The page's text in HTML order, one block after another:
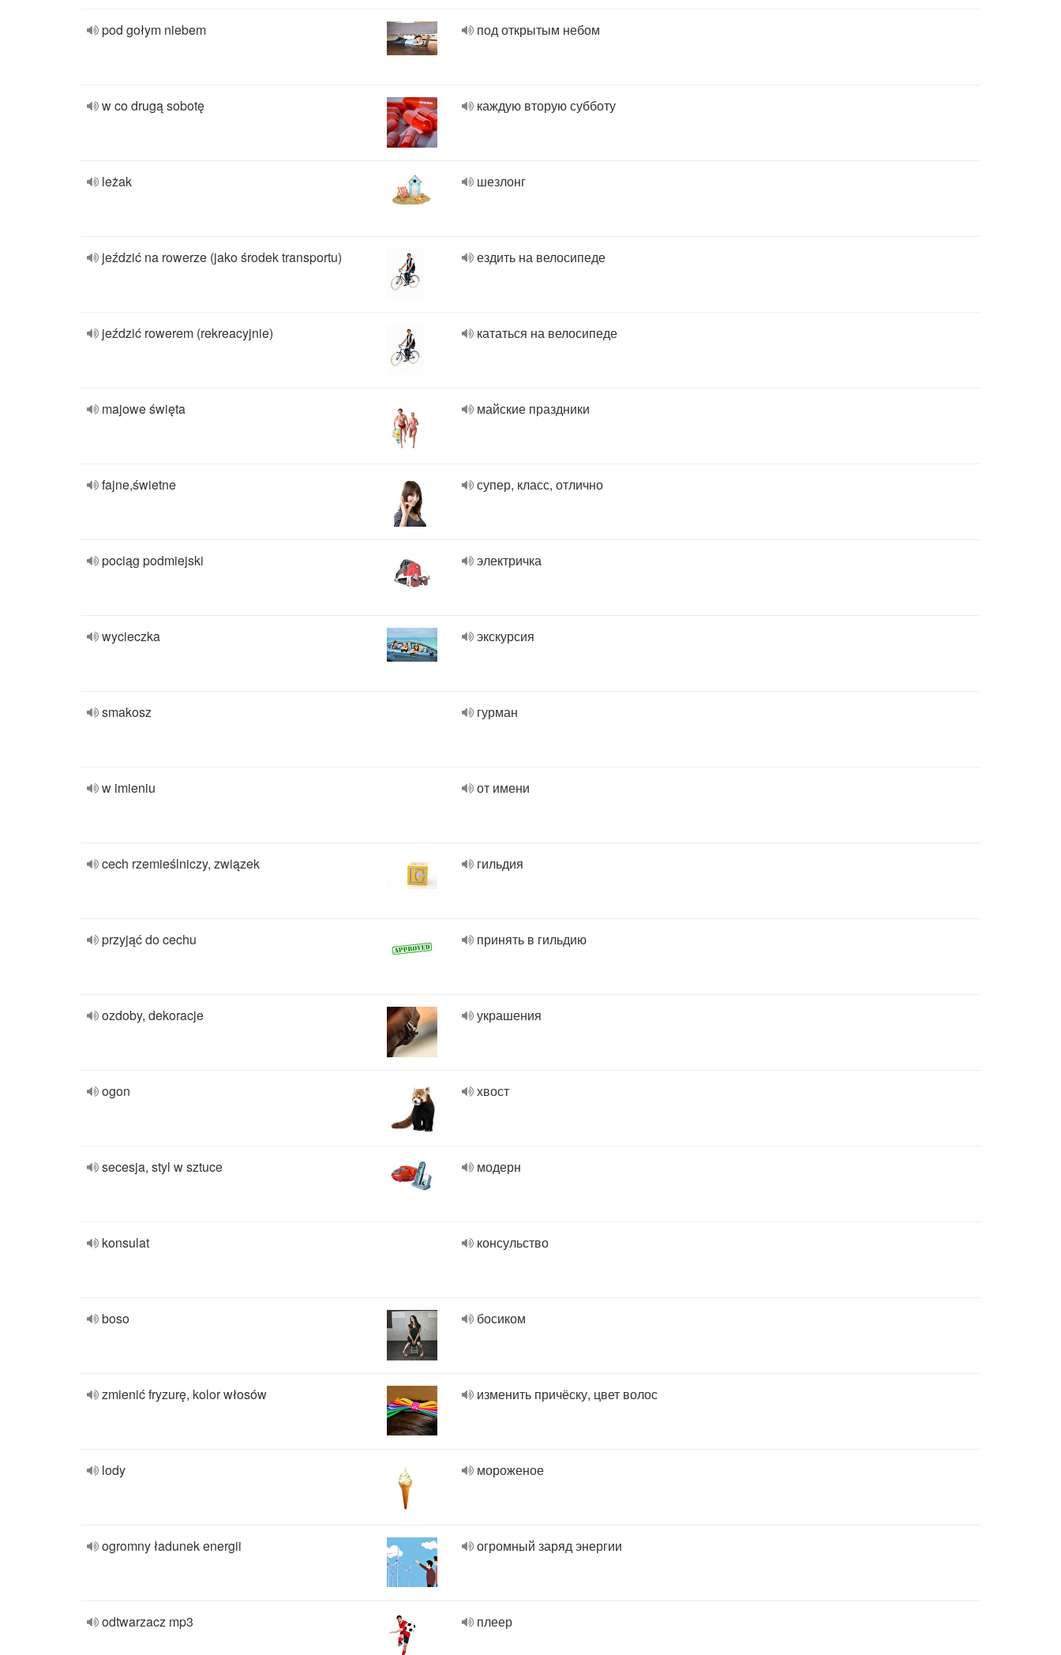
pod gołym niebem под открытым небом
w co drugą sobotę каждую вторую субботу
leżak шезлонг
jeździć na rowerze (jako środek transportu) ездить на велосипеде
jeździć rowerem (rekreacyjnie) кататься на велосипеде
majowe święta майские праздники
fajne,świetne супер, класс, отлично
pociąg podmiejski электричка
wycieczka экскурсия
smakosz гурман
w imieniu от имени
cech rzemieślniczy, związek гильдия
przyjąć do cechu принять в гильдию
ozdoby, dekoracje украшения
ogon хвост
secesja, styl w sztuce модерн
konsulat консульство
boso босиком
zmienić fryzurę, kolor włosów изменить причёску, цвет волос
lody мороженое
ogromny ładunek energii огромный заряд энергии
odtwarzacz mp3 плеер